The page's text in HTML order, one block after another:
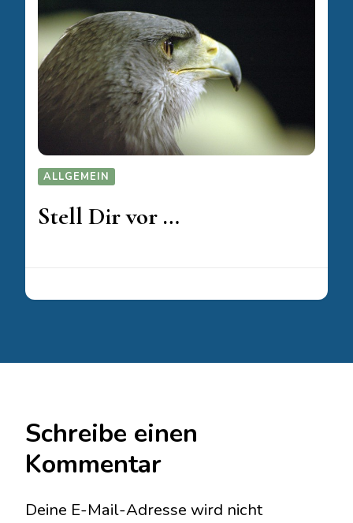
ALLGEMEIN
Stell Dir vor …
Schreibe einen
Kommentar
Deine E-Mail-Adresse wird nicht